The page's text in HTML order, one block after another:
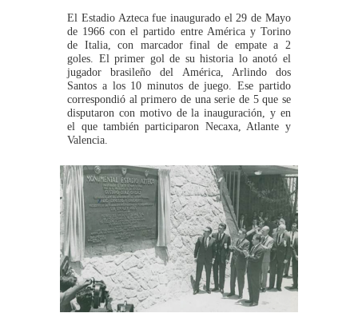
El Estadio Azteca fue inaugurado el 29 de Mayo
de 1966 con el partido entre América y Torino
de Italia, con marcador final de empate a 2
goles. El primer gol de su historia lo anotó el
jugador brasileño del América, Arlindo dos
Santos a los 10 minutos de juego. Ese partido
correspondió al primero de una serie de 5 que se
disputaron con motivo de la inauguración, y en
el que también participaron Necaxa, Atlante y
Valencia.